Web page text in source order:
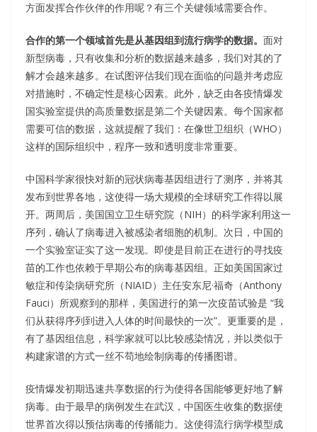
方面发挥合作伙伴的作用呢？有三个关键领域需要合作。
合作的第一个领域首先是从基因组到流行病学的数据。 面对
新型病毒，只有收集和分析的数据越来越多，我们对其的了
解才会越来越多。在试图评估我们现在面临的问题并考虑应
对措施时，不确定性是核心因素。此外，缺乏由各疫情爆发
国实验室提供的高质量数据是第二个关键因素。每个国家都
需要可信的数据，这就提醒了我们：在像世卫组织（WHO）
这样的国际组织中，程序一致和透明度非常重要。
中国科学家很快对新的冠状病毒基因组进行了测序，并将其
发布到世界各地，这使得一场大规模的全球研究工作得以展
开。两周后，美国国立卫生研究院（NIH）的科学家利用这一
序列，确认了病毒进入被感染者细胞的机制。次日，中国的
一个实验室证实了这一发现。即使是目前正在进行的寻找疫
苗的工作也依赖于早期公布的病毒基因组。正如美国国家过
敏症和传染病研究所（NIAID）主任安东尼·福奇（Anthony
Fauci）所观察到的那样，美国进行的第一次疫苗试验是 “我
们从获得序列到进入人体的时间最快的一次”。更重要的是，
有了基因组信息，科学家就可以比较感染情况，并以类似于
构建家谱的方式一丝不苟地绘制病毒的传播图谱。
疫情爆发初期迅速共享数据的行为使得各国能够更好地了解
病毒。由于最早的病例发生在武汉，中国医生收集的数据使
世界首次得以预估病毒的传播能力。这使得流行病学模型成